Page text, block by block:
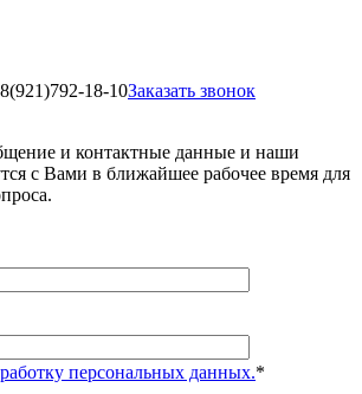
8(921)792-18-10Заказать звонок
и контактные данные и наши
с Вами в ближайшее рабочее время для
персональных данных.*